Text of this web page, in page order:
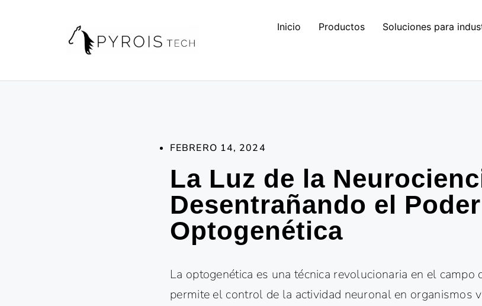
Inicio Productos Soluciones para
FEBRERO 14, 2024
La Luz de la
Desentrañando el
Optogenética
La optogenética es una técnica revolucionaria en el campo
permite el control de la actividad neuronal en organismos